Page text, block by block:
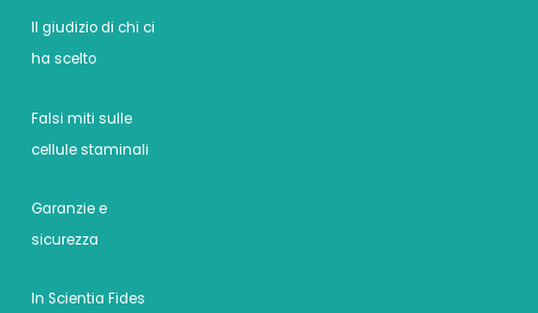
Il giudizio di chi ci
ha scelto
Falsi miti sulle
cellule staminali
Garanzie e
sicurezza
In Scientia Fides